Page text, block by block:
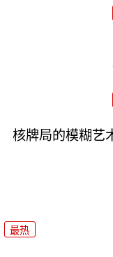
核牌局的模糊艺
最热